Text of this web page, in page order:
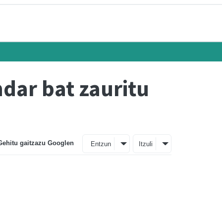
bat zauritu
gaitzazu Googlen Entzun Itzuli